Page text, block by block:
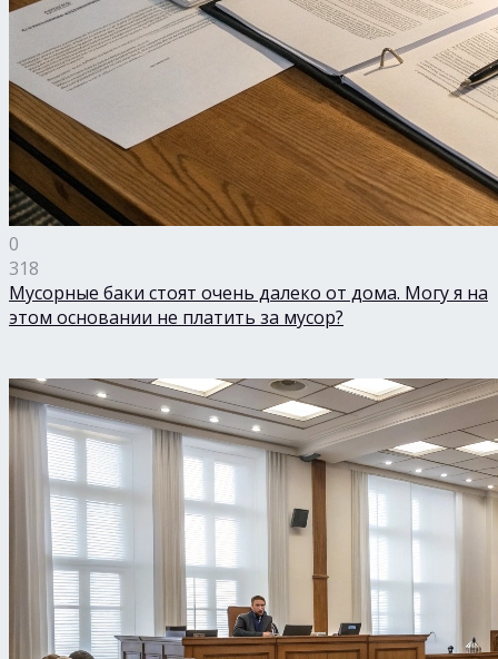
0
318
Мусорные баки стоят очень далеко от дома. Могу я на
этом основании не платить за мусор?